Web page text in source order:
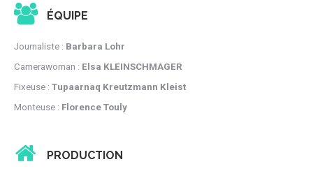
ÉQUIPE
Journaliste : Barbara Lohr
Camerawoman : Elsa KLEINSCHMAGER
Fixeuse : Tupaarnaq Kreutzmann Kleist
Monteuse : Florence Touly
PRODUCTION